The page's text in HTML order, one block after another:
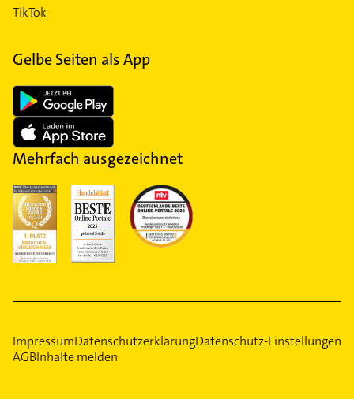
TikTok
Gelbe Seiten als App
Mehrfach ausgezeichnet
ImpressumDatenschutzerklärungDatenschutz-Einstellungen
AGBInhalte melden